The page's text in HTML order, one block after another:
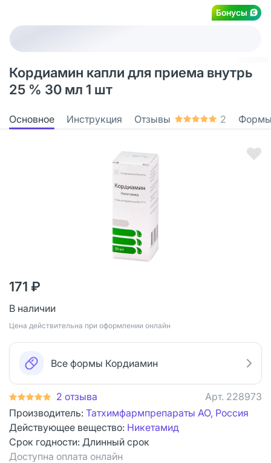
Бонусы
Кордиамин капли для приема внутрь
25 % 30 мл 1 шт
Основное Инструкция Отзывы 2
171 ₽
В наличии
Цена действительна при оформлении онлайн
Все формы Кордиамин
2 отзыва Арт. 228973
Производитель: Татхимфармпрепараты АО, Россия
Действующее вещество: Никетамид
Срок годности: Длинный срок
Доступна оплата онлайн